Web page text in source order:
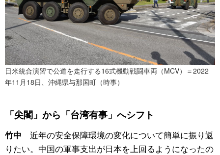
日米統合演習で公道を走行する16式機動戦闘車両（MCV）＝2022
年11月18日、沖縄県与那国町（時事）
「尖閣」から「台湾有事」へシフト
竹中 近年の安全保障環境の変化について簡単に振り返
りたい。中国の軍事支出が日本を上回るようになったの